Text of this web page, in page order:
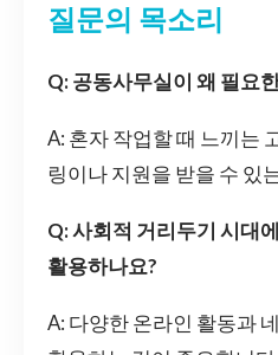
질문의 목소리
Q: 공동사무실이 왜 필요
A: 혼자 작업할 때 느끼는
링이나 지원을 받을 수 있
Q: 사회적 거리두기 시대
활용하나요?
A: 다양한 온라인 활동과